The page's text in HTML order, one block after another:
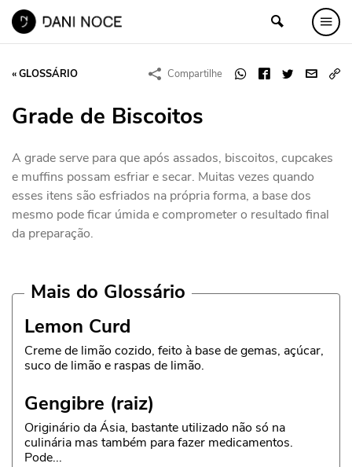
« GLOSSÁRIO Compartilhe
Grade de Biscoitos
A grade serve para que após assados, biscoitos, cupcakes
e muffins possam esfriar e secar. Muitas vezes quando
esses itens são esfriados na própria forma, a base dos
mesmo pode ficar úmida e comprometer o resultado final
da preparação.
Mais do Glossário
Lemon Curd
Creme de limão cozido, feito à base de gemas, açúcar,
suco de limão e raspas de limão.
Gengibre (raiz)
Originário da Ásia, bastante utilizado não só na
culinária mas também para fazer medicamentos.
Pode...